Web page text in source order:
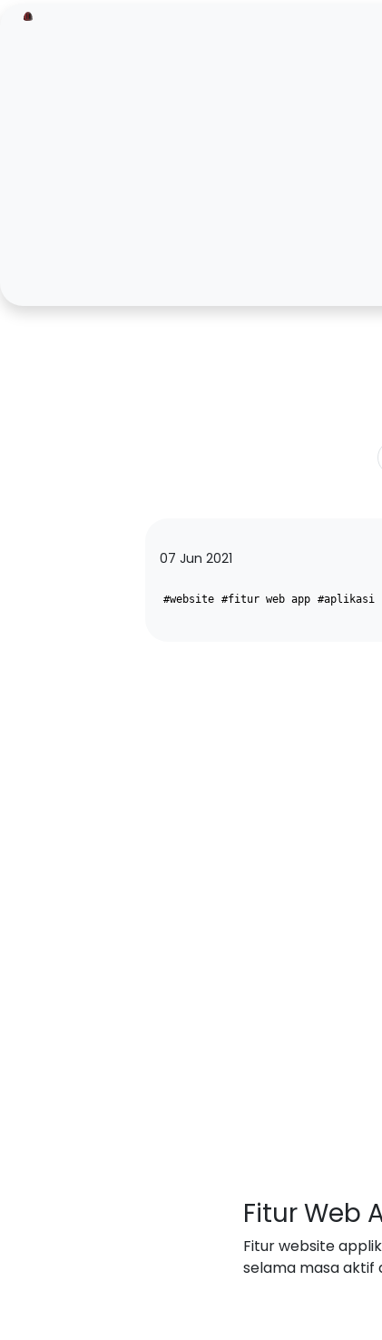
07 Jun 2021
#website #fitur web app #aplikasi
Fitur Web
Fitur website
selama masa aktif